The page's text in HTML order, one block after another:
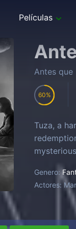
Películas
Antes
60
Tuza, a
Genero:
Actores: